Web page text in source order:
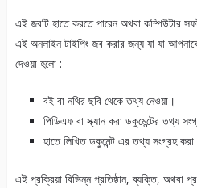
এই জবটি হাতে করতে পারেন অথবা কম্পিউটার
এই অনলাইন টাইপিং জব করার জন্য যা যা
দেওয়া হলো :
বই বা নথির ছবি থেকে তথ্য নেওয়া।
পিডিএফ বা স্ক্যান করা ডকুমেন্টের তথ্য
হাতে লিখিত ডকুমেন্ট এর তথ্য সংগ্রহ
এই প্রক্রিয়া বিভিন্ন প্রতিষ্ঠান, ব্যক্তি, অথবা